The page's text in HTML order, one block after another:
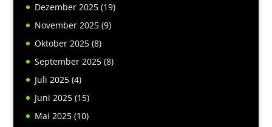
Dezember 2025(19)
November 2025(9)
Oktober 2025(8)
September 2025(8)
Juli 2025(4)
Juni 2025(15)
Mai 2025(10)